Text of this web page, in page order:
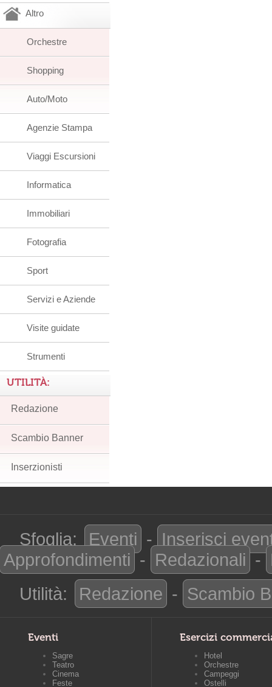
Altro
Orchestre
Shopping
Auto/Moto
Agenzie Stampa
Viaggi Escursioni
Informatica
Immobiliari
Fotografia
Sport
Servizi e Aziende
Visite guidate
Strumenti
UTILITÀ:
Redazione
Scambio Banner
Inserzionisti
Sfoglia: Eventi - Inserisci
Approfondimenti - Redazionali -
Utilità:
Redazione - Scambio
Eventi
Sagre
Teatro
Cinema
Feste
Esercizi
Hotel
Orchestre
Campeggi
Ostelli